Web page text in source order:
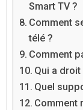
Smart TV ?
Comment
télé ?
Comment
Qui a droit
Quel
Comment